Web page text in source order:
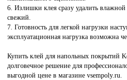
6. Излишки клея сразу удалить
свежий.
7. Готовность для легкой нагрузки
эксплуатационная нагрузка возможна
Купить клей для напольных покрытий
долговечное решение для
выгодной цене в магазине vsempoly.ru.